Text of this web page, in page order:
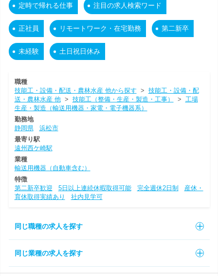
定時で帰れる仕事 注目の求人検索ワード
正社員 リモートワーク・在宅勤務 第二新卒
未経験 土日祝日休み
職種
技能工・設備・配送・農林水産 他から探す > 技能工・設備・配
送・農林水産 他> 技能工（整備・生産・製造・工事） > 工場
生産・製造（輸送用機器・家電・電子機器系）
勤務地
静岡県
浜松市
最寄り駅
遠州西ケ崎駅
業種
輸送用機器（自動車含む）
特徴
第二新卒歓迎
5日以上連続休暇取得可能 完全週休2日制
産休・
育休取得実績あり
社内見学可
同じ職種の求人を探す
同じ業種の求人を探す